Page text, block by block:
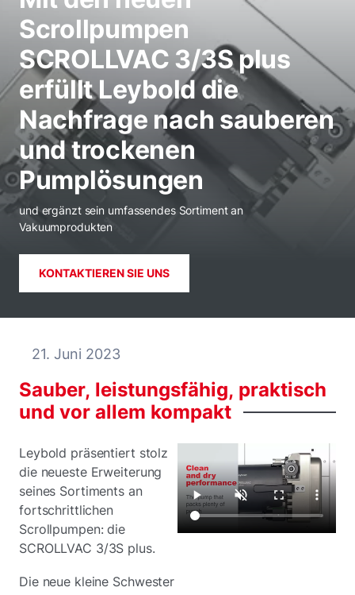
Scrollpumpen
SCROLLVAC 3/3S plus
erfüllt Leybold die
Nachfrage nach sauberen
und trockenen
Pumplösungen
und ergänzt sein umfassendes Sortiment an
Vakuumprodukten
KONTAKTIEREN SIE UNS
21. Juni 2023
Sauber, leistungsfähig, praktisch
und vor allem kompakt
Leybold präsentiert stolz
die neueste Erweiterung
seines Sortiments an
fortschrittlichen
Scrollpumpen: die
SCROLLVAC 3/3S plus.
Die neue kleine Schwester